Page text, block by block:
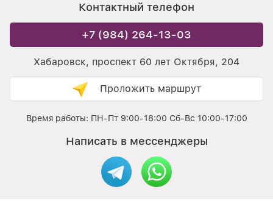
Контактный телефон
+7 (984) 264-13-03
Хабаровск, проспект 60 лет Октября, 204
Проложить маршрут
Время работы: ПН-Пт 9:00-18:00 Сб-Вс 10:00-17:00
Написать в мессенджеры